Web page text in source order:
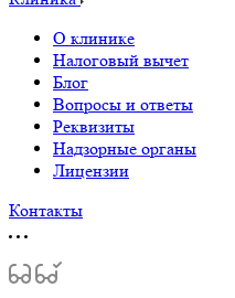
О клинике
Налоговый вычет
Блог
Вопросы и ответы
Реквизиты
Надзорные органы
Лицензии
Контакты